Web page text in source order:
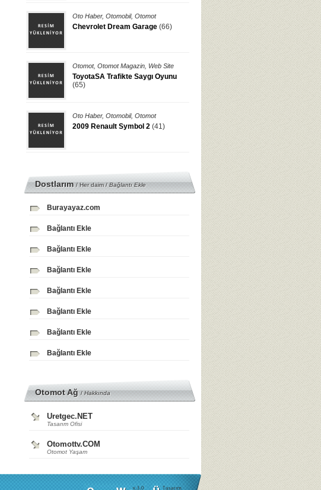
Oto Haber, Otomobil, Otomot
Chevrolet Dream Garage (66)
Otomot, Otomot Magazin Web Site
ToyotaSA Trafikte Saygı Oyunu
(65)
Oto Haber, Otomobil, Otomot
2009 Renault Symbol 2 (41)
Dostlarım/ Her daim /Bağlantı Ekle
Burayayaz.com
Bağlantı Ekle
Bağlantı Ekle
Bağlantı Ekle
Bağlantı Ekle
Bağlantı Ekle
Bağlantı Ekle
Bağlantı Ekle
Otomot Ağ/Hakkında
Uretgec.NET
Tasarım Ofisi
Otomottv.COM
Otomot Yaşam